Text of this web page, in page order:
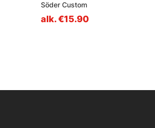
Söder Custom
alk. €15.90